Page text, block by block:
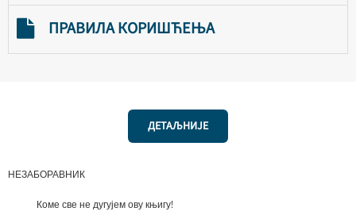
ПРАВИЛА КОРИШЋЕЊА
ДЕТАЉНИЈЕ
НЕЗАБОРАВНИК
Коме све не дугујем ову књигу!